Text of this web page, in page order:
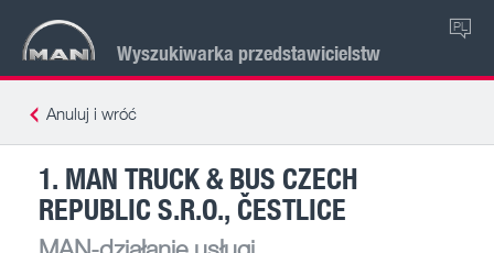
Wyszukiwarka przedstawicielstw
PL
Anuluj i wróć
1. MAN TRUCK & BUS CZECH
REPUBLIC S.R.O., ČESTLICE